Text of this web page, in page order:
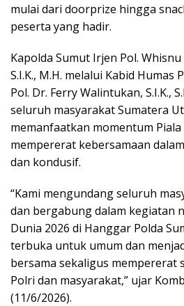
mulai dari doorprize hingga
peserta yang hadir.
Kapolda Sumut Irjen Pol.
S.I.K., M.H. melalui Kabid Humas
Pol. Dr. Ferry Walintukan, S.I.K.,
seluruh masyarakat Sumatera
memanfaatkan momentum
mempererat kebersamaan
dan kondusif.
“Kami mengundang seluruh
dan bergabung dalam kegiatan
Dunia 2026 di Hanggar Polda
terbuka untuk umum dan
bersama sekaligus mempererat
Polri dan masyarakat,” ujar
(11/6/2026).